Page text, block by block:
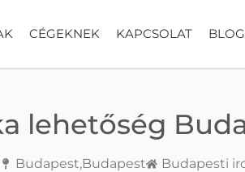
CÉGEKNEK KAPCSOLAT BLOG
lehetőség
Budapest,Budapest Budapesti